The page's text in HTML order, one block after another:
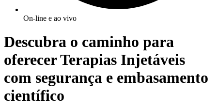
On-line e ao vivo
Descubra o caminho para
oferecer Terapias Injetáveis
com segurança e embasamento
científico